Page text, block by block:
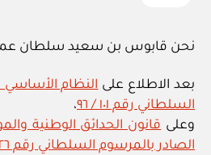
نحن قابوس بن سعيد سلطان
بعد الاطلاع علىالنظام الأساسي
السلطاني رقم ١٠١ / ٩٦
،
وعلىقانون الحدائق الوطنية
الصادر بالمرسوم السلطاني رقم ٢٦ / ٧٩ وتعديلاته